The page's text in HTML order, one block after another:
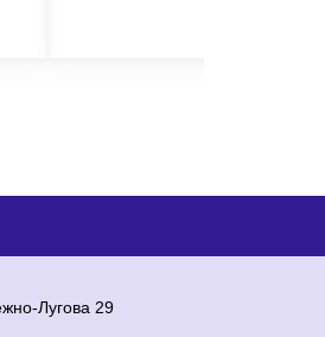
Лугова 29